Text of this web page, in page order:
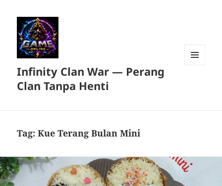
Infinity Clan War — Perang
Clan Tanpa Henti
Tag:Kue Terang Bulan Mini